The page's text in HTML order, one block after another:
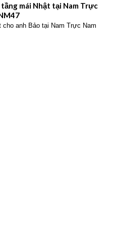
mái Nhật tại Nam Trực
anh Bảo tại Nam Trực Nam